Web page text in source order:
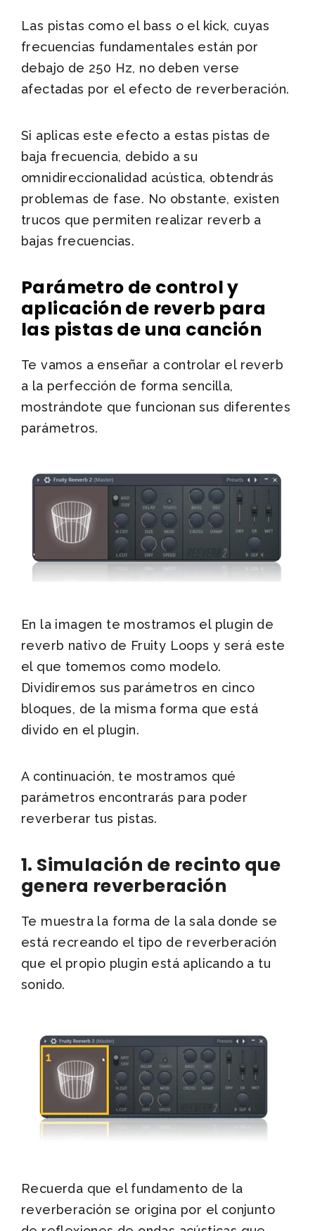
Las pistas como el bass o el kick, cuyas
frecuencias fundamentales están por
debajo de 250 Hz, no deben verse
afectadas por el efecto de reverberación.
Si aplicas este efecto a estas pistas de
baja frecuencia, debido a su
omnidireccionalidad acústica, obtendrás
problemas de fase. No obstante, existen
trucos que permiten realizar reverb a
bajas frecuencias.
Parámetro de control y
aplicación de reverb para
las pistas de una canción
Te vamos a enseñar a controlar el reverb
a la perfección de forma sencilla,
mostrándote que funcionan sus diferentes
parámetros.
En la imagen te mostramos el plugin de
reverb nativo de Fruity Loops y será este
el que tomemos como modelo.
Dividiremos sus parámetros en cinco
bloques, de la misma forma que está
divido en el plugin.
A continuación, te mostramos qué
parámetros encontrarás para poder
reverberar tus pistas.
1. Simulación de recinto que
genera reverberación
Te muestra la forma de la sala donde se
está recreando el tipo de reverberación
que el propio plugin está aplicando a tu
sonido.
Recuerda que el fundamento de la
reverberación se origina por el conjunto